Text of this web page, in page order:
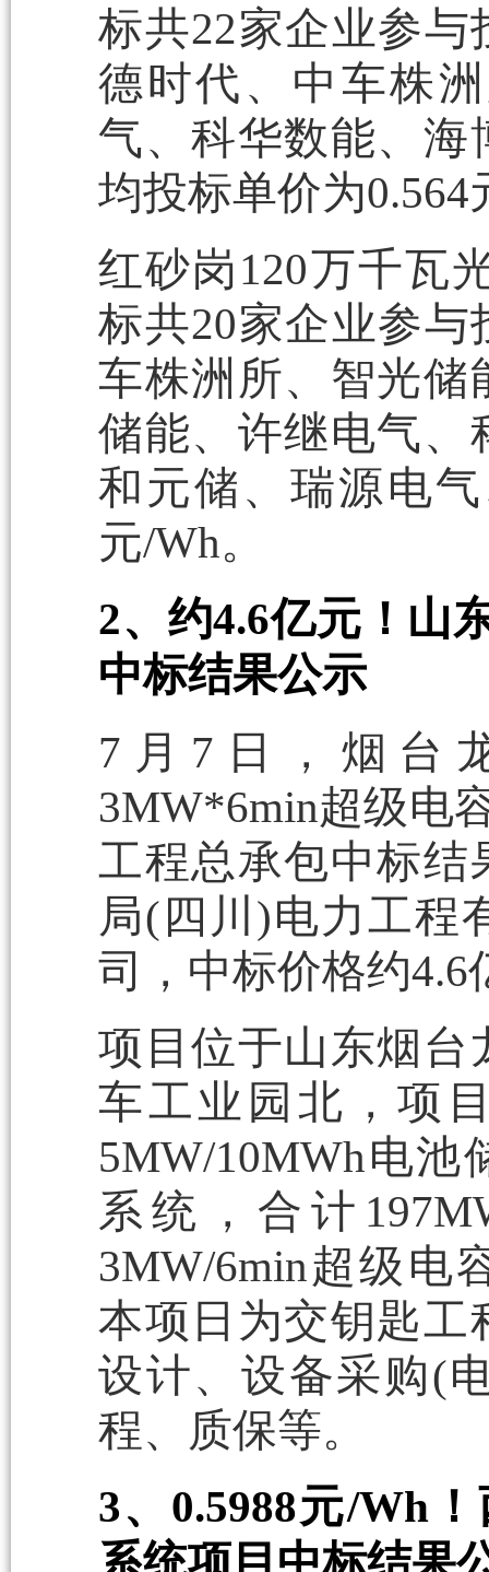
标共22家企业参
德时代、中车株
气、科华数能、海
均投标单价为0.564
红砂岗120万千瓦
标共20家企业参
车株洲所、智光储
储能、许继电气、
和元储、瑞源电
元/Wh。
2、约4.6亿元！山
中标结果公示
7月7日，烟台
3MW*6min超级电
工程总承包中标结
局(四川)电力工程
司，中标价格约4.6
项目位于山东烟台
车工业园北，项
5MW/10MWh电
系统，合计
3MW/6min超级电
本项日为交钥匙工
设计、设备采购(
程、质保等。
3、0.5988元/Wh